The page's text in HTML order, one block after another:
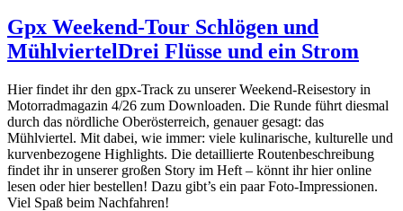
Gpx Weekend-Tour Schlögen und
MühlviertelDrei Flüsse und ein Strom
Hier findet ihr den gpx-Track zu unserer Weekend-Reisestory in
Motorradmagazin 4/26 zum Downloaden. Die Runde führt diesmal
durch das nördliche Oberösterreich, genauer gesagt: das
Mühlviertel. Mit dabei, wie immer: viele kulinarische, kulturelle und
kurvenbezogene Highlights. Die detaillierte Routenbeschreibung
findet ihr in unserer großen Story im Heft – könnt ihr hier online
lesen oder hier bestellen! Dazu gibt’s ein paar Foto-Impressionen.
Viel Spaß beim Nachfahren!